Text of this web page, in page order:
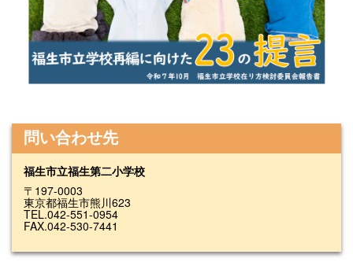
問い合わせ先
福生市立福生第二小学校
〒197-0003
東京都福生市熊川623
TEL.042-551-0954
FAX.042-530-7441